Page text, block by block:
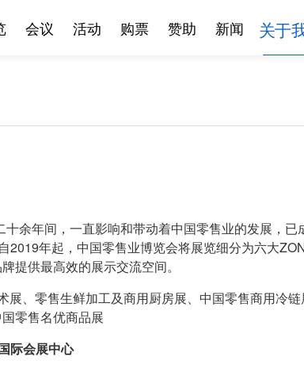
会议 活动 购票 赞助 新闻 关于
余年间，一直影响和带动着中国零售业的发展，已
2019年起，中国零售业博览会将展览细分为六大
提供最高效的展示交流空间。
、零售生鲜加工及商用厨房展、中国零售商用冷
零售名优商品展
际会展中心